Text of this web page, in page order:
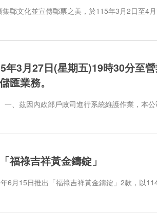
郵文化並宣傳郵票之美，於115年3月2日至4
年3月27日(星期五)19時30分至營
匯業務。
一、茲因內政部戶政司進行系統維護作業，本
福祿吉祥黃金鑄錠」
6月15日推出「福祿吉祥黃金鑄錠」2款，以